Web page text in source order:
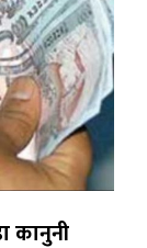
कानुनी